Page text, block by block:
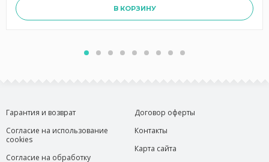
В КОРЗИНУ
Гарантия и возврат
Согласие на использование
cookies
Согласие на обработку
Договор оферты
Контакты
Карта сайта